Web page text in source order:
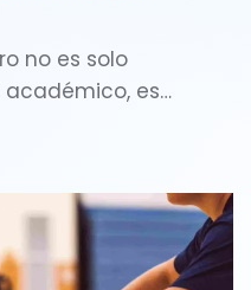
no es solo
es…